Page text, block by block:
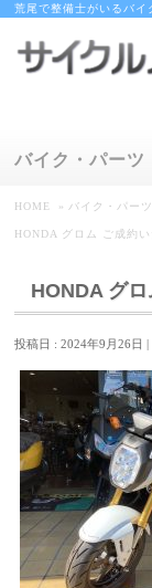
荒尾で整備士がいるバ
バイク・パーツ
HOME » バイク・パーツ
HONDA グロム ご成約い
HONDA グロ
投稿日 : 2024年9月26日